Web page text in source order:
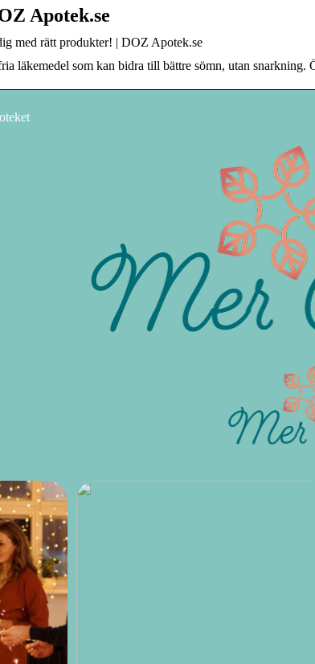
Apotek.se
med rätt produkter! | DOZ Apotek.se
läkemedel som kan bidra till bättre sömn, utan